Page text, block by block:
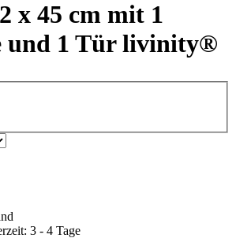
x 45 cm mit 1
und 1 Tür livinity®
3 - 4 Tage